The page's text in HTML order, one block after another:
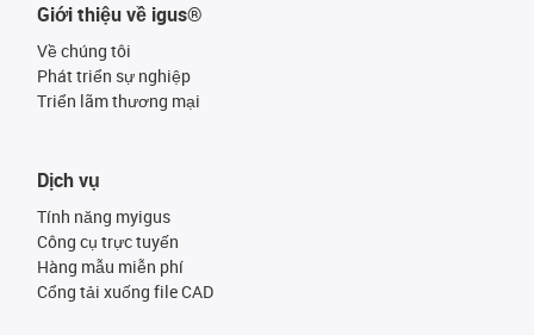
Giới thiệu về igus®
Về chúng tôi
Phát triển sự nghiệp
Triển lãm thương mại
Dịch vụ
Tính năng myigus
Công cụ trực tuyến
Hàng mẫu miễn phí
Cổng tải xuống file CAD